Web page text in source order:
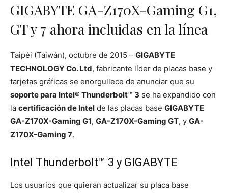
GIGABYTE GA-Z170X-Gaming G1,
GT y 7 ahora incluidas en la línea
Taipéi (Taiwán), octubre de 2015 – GIGABYTE
TECHNOLOGY Co. Ltd, fabricante líder de placas base y
tarjetas gráficas se enorgullece de anunciar que su
soporte para Intel® Thunderbolt™ 3 se ha expandido con
la certificación de Intel de las placas base GIGABYTE
GA-Z170X-Gaming G1, GA-Z170X-Gaming GT, y GA-
Z170X-Gaming 7.
Intel Thunderbolt™ 3 y GIGABYTE
Los usuarios que quieran actualizar su placa base